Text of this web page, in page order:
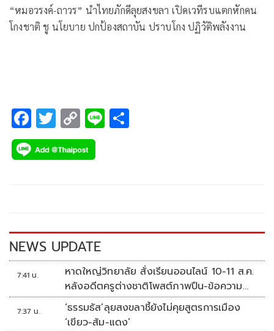
“หมอวรงค์-ถาวร” นำไทยภักดีลุยสงขลา เปิดเวทีรบแตกหักคน
โกงชาติ ชู นโยบาย ปกป้องสถาบัน ปราบโกง ปฏิวัติพลังงาน
F
ac
e
k
T
wi
tt
C
o
p
k
Li
NEWS UPDATE
7:41 น.
หาดใหญ่วิทยาลัย สั่งเรียนออนไลน์ 10-11 ส.ค.
หลังอดีตครูต่างชาติโพสต์ภาพปืน-ข้อความ
ข่มขู่
7:37 น.
‘ธรรมธัส’ลุยสงขลาชี้ยังไม่คุยสูตรการเมือง
‘เขียว-ส้ม-แดง’